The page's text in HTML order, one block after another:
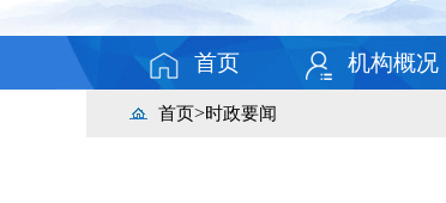
首页 机构概况
首页>时政要闻